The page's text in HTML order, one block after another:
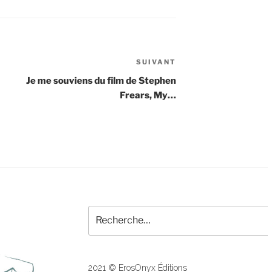
suivant
SUIVANT
Je me souviens du film de Stephen
Frears, My…
pour
:
2021 © ErosOnyx Éditions